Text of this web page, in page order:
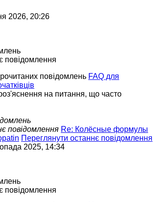
2026, 20:26
повідомлення
FAQ для
роз'яснення на питання, що часто
повідомлення Re: Колёсные формулы
Переглянути останнє повідомлення
2025, 14:34
повідомлення